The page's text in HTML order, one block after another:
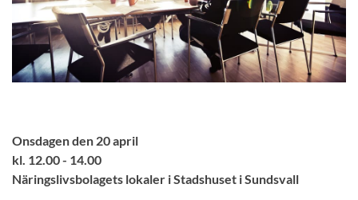
Onsdagen den 20 april
kl. 12.00 - 14.00
Näringslivsbolagets lokaler i Stadshuset i Sundsvall